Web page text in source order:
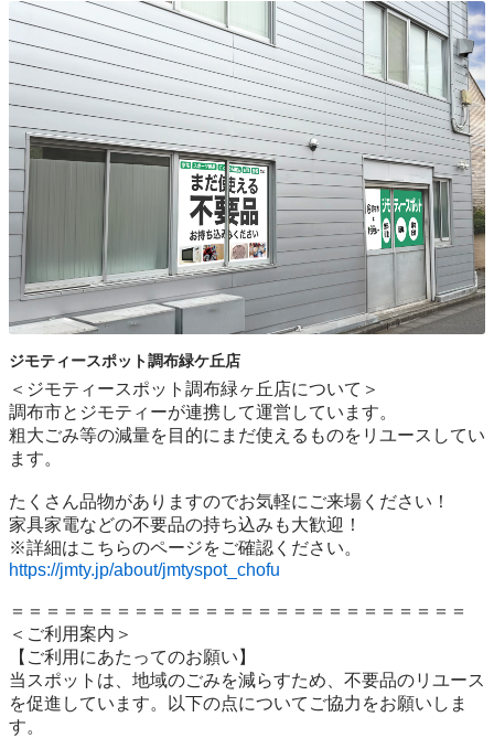
ジモティースポット調布緑ケ丘店
＜ジモティースポット調布緑ヶ丘店について＞
調布市とジモティーが連携して運営しています。
粗⼤ごみ等の減量を⽬的にまだ使えるものをリユースしてい
ます。
たくさん品物がありますのでお気軽にご来場ください！
家具家電などの不要品の持ち込みも大歓迎！
https://jmty.jp/about/jmtyspot_chofu
＝＝＝＝＝＝＝＝＝＝＝＝＝＝＝＝＝＝＝＝＝＝＝＝＝＝
＜ご利用案内＞
【ご利用にあたってのお願い】
当スポットは、地域のごみを減らすため、不要品のリユース
を促進しています。以下の点についてご協力をお願いしま
す。